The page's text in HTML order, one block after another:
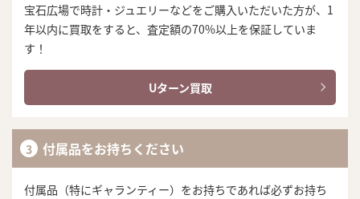
宝石広場で時計・ジュエリーなどをご購入いただいた方が、1
年以内に買取をすると、査定額の70%以上を保証していま
す！
Uターン買取
付属品をお持ちください
付属品（特にギャランティー）をお持ちであれば必ずお持ち